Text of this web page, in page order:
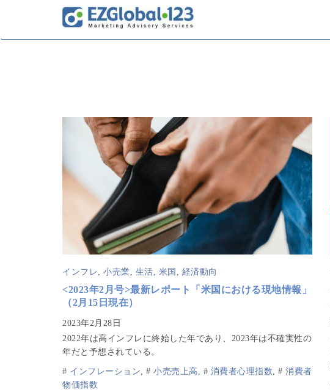
インフレ , 小売業, 生活, 米国 , 経済動向
<2023年2月号>最新レポート「米国における現地情報」
（2月15日現在）
2022年は高インフレに終始した年であり、2023年は不確実性の
年だと予想されている。
# インフレーション, # 小売売上高 , # 消費者心理指数, # 消費者
物価指数